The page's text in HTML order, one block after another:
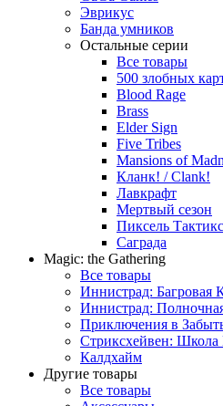
Эврикус
Банда умников
Остальные серии
Все товары
500 злобных
Blood Rage
Brass
Elder Sign
Five Tribes
Mansions of
Кланк! / Clank!
Лавкрафт
Мертвый сезон
Пиксель Тактикс
Саграда
Magic: the Gathering
Все товары
Иннистрад: Багровая
Иннистрад:
Приключения в
Стриксхейвен: Школа
Калдхайм
Другие товары
Все товары